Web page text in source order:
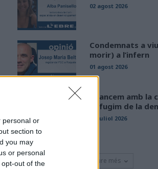
personal or
section to
you may
or personal
out of the
02 agost 2026
Condemnats a
morir) a l’infern
01 agost 2026
Avancem amb la
defugim de la
31 juliol 2026
Veure més